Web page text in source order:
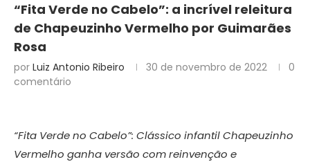
“Fita Verde no Cabelo”: a incrível releitura
de Chapeuzinho Vermelho por Guimarães
Rosa
por Luiz Antonio Ribeiro 30 de novembro de 2022
0
comentário
“Fita Verde no Cabelo”: Clássico infantil Chapeuzinho
Vermelho ganha versão com reinvenção e